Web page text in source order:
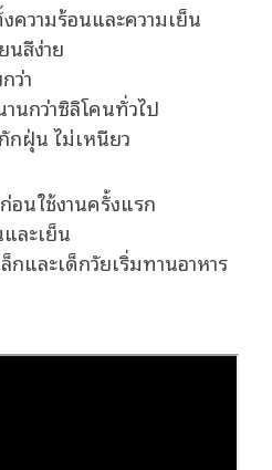
วามร้อนและความเย็น
นสีง่าย
ว่า
านกว่าซิลิโคนทั่วไป
กฝุ่น ไม่เหนียว
อนใช้งานครั้งแรก
ละเย็น
กและเด็กวัยเริ่มทานอาหาร